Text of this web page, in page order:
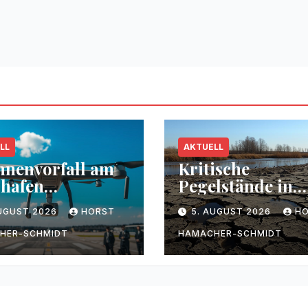
am
Halle
2026 HORST
SCHMIDT
AKTUELL
Kritische
Pegelstände in
Flüssen durch
Trockenheit
5. AUGUST 2026
HAMACHER-SCHMIDT